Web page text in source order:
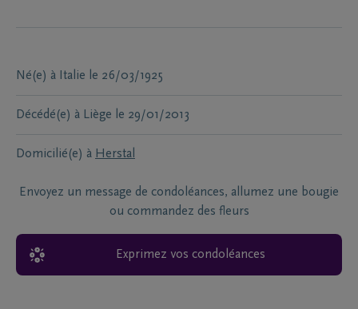
Né(e) à Italie le 26/03/1925
Décédé(e) à Liège le 29/01/2013
Domicilié(e) à Herstal
Envoyez un message de condoléances, allumez une bougie
ou commandez des fleurs
Exprimez vos condoléances